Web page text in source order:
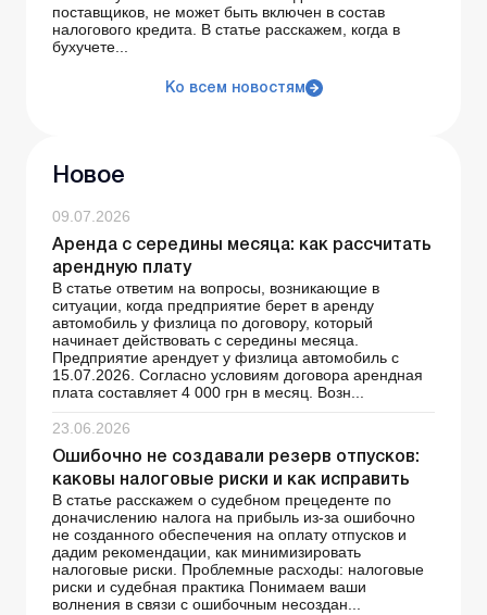
поставщиков, не может быть включен в состав
налогового кредита. В статье расскажем, когда в
бухучете...
Ко всем новостям
Новое
09.07.2026
Аренда с середины месяца: как рассчитать
арендную плату
В статье ответим на вопросы, возникающие в
ситуации, когда предприятие берет в аренду
автомобиль у физлица по договору, который
начинает действовать с середины месяца.
Предприятие арендует у физлица автомобиль с
15.07.2026. Согласно условиям договора арендная
плата составляет 4 000 грн в месяц. Возн...
23.06.2026
Ошибочно не создавали резерв отпусков:
каковы налоговые риски и как исправить
В статье расскажем о судебном прецеденте по
доначислению налога на прибыль из-за ошибочно
не созданного обеспечения на оплату отпусков и
дадим рекомендации, как минимизировать
налоговые риски. Проблемные расходы: налоговые
риски и судебная практика Понимаем ваши
волнения в связи с ошибочным несоздан...